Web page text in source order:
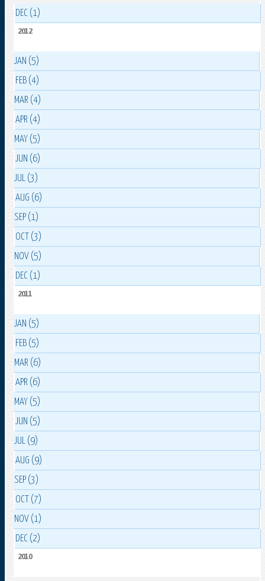
DEC (1)
2012
JAN (5)
FEB (4)
MAR (4)
APR (4)
MAY (5)
JUN (6)
JUL (3)
AUG (6)
SEP (1)
OCT (3)
NOV (5)
DEC (1)
2011
JAN (5)
FEB (5)
MAR (6)
APR (6)
MAY (5)
JUN (5)
JUL (9)
AUG (9)
SEP (3)
OCT (7)
NOV (1)
DEC (2)
2010